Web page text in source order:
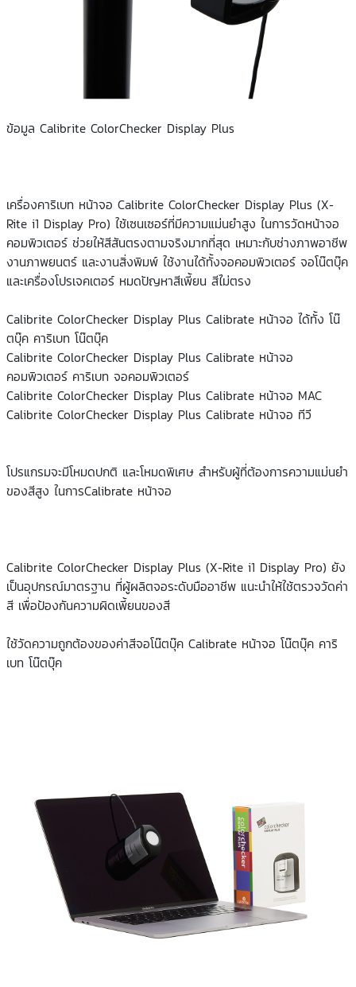
ข้อมูล Calibrite ColorChecker Display Plus
เครื่องคาริเบท หน้าจอ Calibrite ColorChecker Display Plus (X-
Rite i1 Display Pro) ใช้เซนเซอร์ที่มีความแม่นยำสูง ในการวัดหน้าจอ
คอมพิวเตอร์ ช่วยให้สีสันตรงตามจริงมากที่สุด เหมาะกับช่างภาพอาชีพ
งานภาพยนตร์ และงานสิ่งพิมพ์ ใช้งานได้ทั้งจอคอมพิวเตอร์ จอโน๊ตบุ๊ค
และเครื่องโปรเจคเตอร์ หมดปัญหาสีเพี้ยน สีไม่ตรง
Calibrite ColorChecker Display Plus Calibrate หน้าจอ ได้ทั้ง โน๊
ตบุ๊ค คาริเบท โน๊ตบุ๊ค
Calibrite ColorChecker Display Plus Calibrate หน้าจอ
คอมพิวเตอร์ คาริเบท จอคอมพิวเตอร์
Calibrite ColorChecker Display Plus Calibrate หน้าจอ MAC
Calibrite ColorChecker Display Plus Calibrate หน้าจอ ทีวี
โปรแกรมจะมีโหมดปกติ และโหมดพิเศษ สำหรับผู้ที่ต้องการความแม่นยำ
ของสีสูง ในการCalibrate หน้าจอ
Calibrite ColorChecker Display Plus (X-Rite i1 Display Pro) ยัง
เป็นอุปกรณ์มาตรฐาน ที่ผู้ผลิตจอระดับมืออาชีพ แนะนำให้ใช้ตรวจวัดค่า
สี เพื่อป้องกันความผิดเพี้ยนของสี
ใช้วัดความถูกต้องของค่าสีจอโน๊ตบุ๊ค Calibrate หน้าจอ โน๊ตบุ๊ค คาริ
เบท โน๊ตบุ๊ค